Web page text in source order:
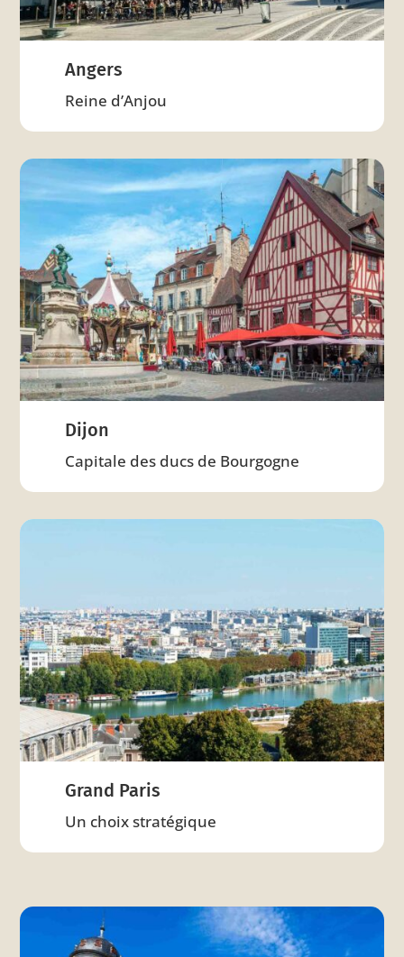
Angers
Reine d’Anjou
Dijon
Capitale des ducs de Bourgogne
Grand Paris
Un choix stratégique